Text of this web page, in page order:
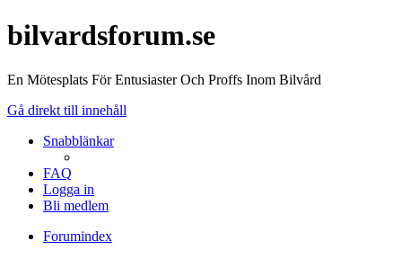
bilvardsforum.se
En Mötesplats För Entusiaster Och Proffs Inom Bilvård
Gå direkt till innehåll
Snabblänkar
FAQ
Logga in
Bli medlem
Forumindex